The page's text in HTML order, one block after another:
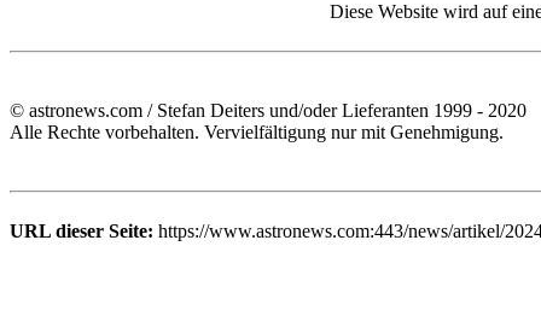
Diese Website wird auf
© astronews.com / Stefan Deiters und/oder Lieferanten 1999 - 2020
Alle Rechte vorbehalten. Vervielfältigung nur mit Genehmigung.
URL dieser Seite: https://www.astronews.com:443/news/artikel/